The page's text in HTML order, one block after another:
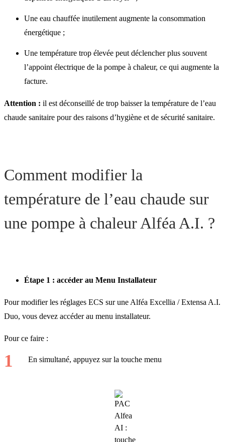
Une eau chauffée inutilement augmente la consommation
énergétique ;
Une température trop élevée peut déclencher plus souvent
l’appoint électrique de la pompe à chaleur, ce qui augmente la
facture.
Attention : il est déconseillé de trop baisser la température de l’eau
chaude sanitaire pour des raisons d’hygiène et de sécurité sanitaire.
Comment modifier la
température de l’eau chaude sur
une pompe à chaleur Alféa A.I. ?
Étape 1 : accéder au Menu Installateur
Pour modifier les réglages ECS sur une Alféa Excellia / Extensa A.I.
Duo, vous devez accéder au menu installateur.
Pour ce faire :
En simultané, appuyez sur la touche menu